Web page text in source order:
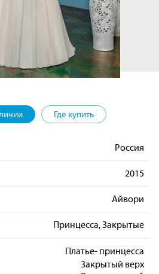
Где купить
Россия
2015
Айвори
Принцесса, Закрытые
Платье- принцесса
Закрытый верх